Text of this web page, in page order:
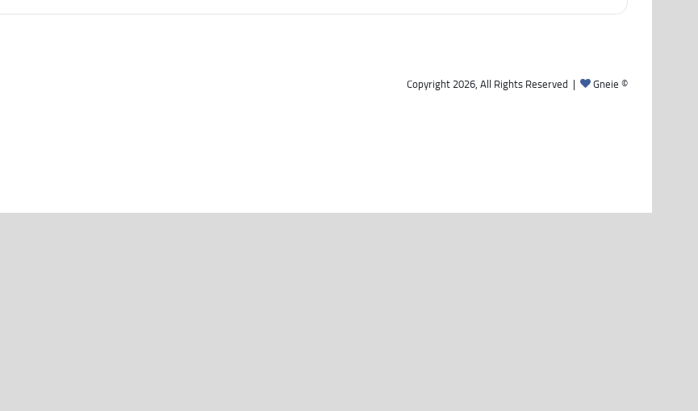
© Copyright 2026, All Rights Reserved |
Gneie